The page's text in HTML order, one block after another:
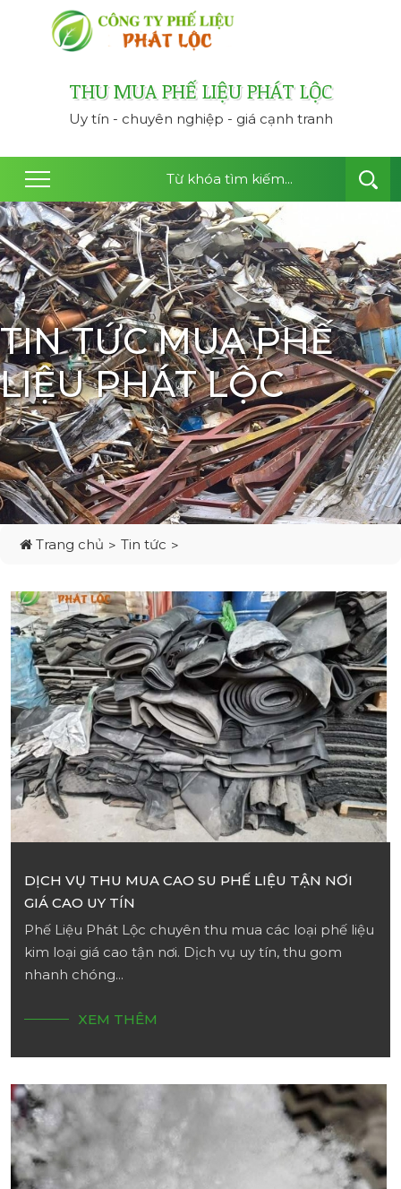
THU MUA PHẾ LIỆU PHÁT LỘC
Uy tín - chuyên nghiệp - giá cạnh tranh
TIN TỨC MUA PHẾ
LIỆU PHÁT LỘC
Trang chủ Tin tức
DỊCH VỤ THU MUA CAO SU PHẾ LIỆU TẬN NƠI
GIÁ CAO UY TÍN
Phế Liệu Phát Lộc chuyên thu mua các loại phế liệu
kim loại giá cao tận nơi. Dịch vụ uy tín, thu gom
nhanh chóng...
XEM THÊM